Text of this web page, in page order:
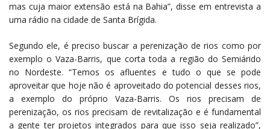
mas cuja maior extensão está na Bahia”, disse em entrevista a
uma rádio na cidade de Santa Brígida.
Segundo ele, é preciso buscar a perenização de rios como por
exemplo o Vaza-Barris, que corta toda a região do Semiárido
no Nordeste. “Temos os afluentes e tudo o que se pode
aproveitar que hoje não é aproveitado do potencial desses rios,
a exemplo do próprio Vaza-Barris. Os rios precisam de
perenização, os rios precisam de revitalização e é fundamental
a gente ter projetos integrados para que isso seja realizado”,